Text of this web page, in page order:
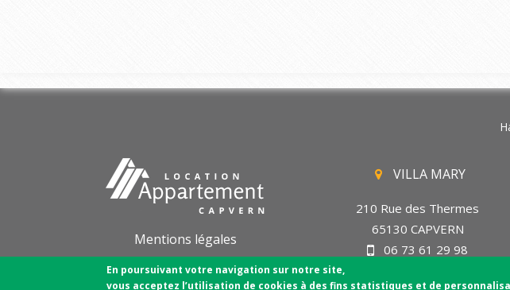
Mentions légales
Conditions générales de vente
VILLA MARY
210 Rue des Thermes
65130 CAPVERN
06 73 61 29 98
En poursuivant votre navigation sur notre site,
vous acceptez l’utilisation de cookies à des fins statistiques et de